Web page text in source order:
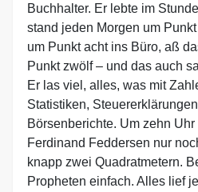
Buchhalter. Er lebte im
stand jeden Morgen um
um Punkt acht ins Büro, aß
Punkt zwölf – und das auch
Er las viel, alles, was mit
Statistiken,
Börsenberichte. Um zehn
Ferdinand Feddersen nur
knapp zwei Quadratmetern.
Propheten einfach. Alles lief